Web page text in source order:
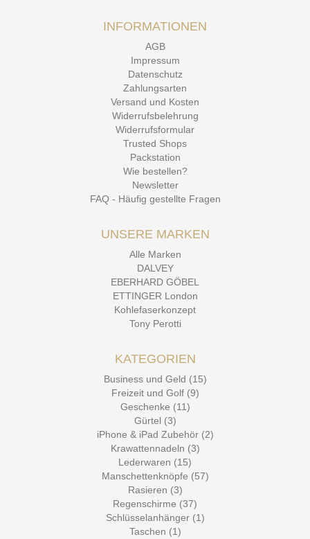
INFORMATIONEN
AGB
Impressum
Datenschutz
Zahlungsarten
Versand und Kosten
Widerrufsbelehrung
Widerrufsformular
Trusted Shops
Packstation
Wie bestellen?
Newsletter
FAQ - Häufig gestellte Fragen
UNSERE MARKEN
Alle Marken
DALVEY
EBERHARD GÖBEL
ETTINGER London
Kohlefaserkonzept
Tony Perotti
KATEGORIEN
Business und Geld (15)
Freizeit und Golf (9)
Geschenke (11)
Gürtel (3)
iPhone & iPad Zubehör (2)
Krawattennadeln (3)
Lederwaren (15)
Manschettenknöpfe (57)
Rasieren (3)
Regenschirme (37)
Schlüsselanhänger (1)
Taschen (1)